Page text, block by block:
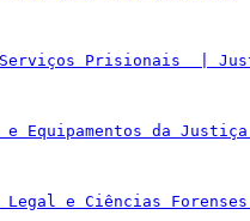
Serviços Prisionais  |
Equipamentos da
e Ciências